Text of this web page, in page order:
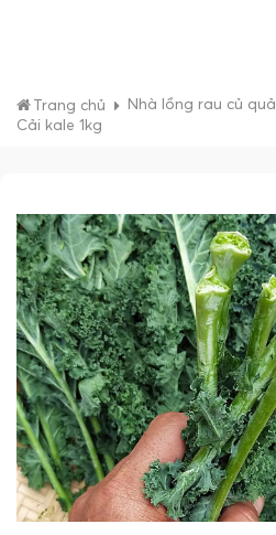
Trang chủ Nhà lồng rau củ quả
Cải kale 1kg